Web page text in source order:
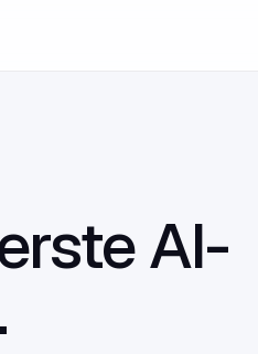
AI-